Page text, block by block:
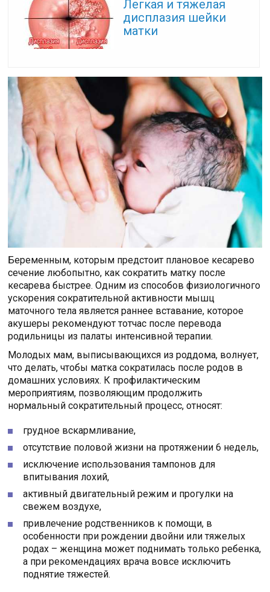
Легкая и тяжелая
дисплазия шейки
матки
Беременным, которым предстоит плановое кесарево
сечение любопытно, как сократить матку после
кесарева быстрее. Одним из способов физиологичного
ускорения сократительной активности мышц
маточного тела является раннее вставание, которое
акушеры рекомендуют тотчас после перевода
родильницы из палаты интенсивной терапии.
Молодых мам, выписывающихся из роддома, волнует,
что делать, чтобы матка сократилась после родов в
домашних условиях. К профилактическим
мероприятиям, позволяющим продолжить
нормальный сократительный процесс, относят:
грудное вскармливание,
отсутствие половой жизни на протяжении 6 недель,
исключение использования тампонов для
впитывания лохий,
активный двигательный режим и прогулки на
свежем воздухе,
привлечение родственников к помощи, в
особенности при рождении двойни или тяжелых
родах – женщина может поднимать только ребенка,
а при рекомендациях врача вовсе исключить
поднятие тяжестей.